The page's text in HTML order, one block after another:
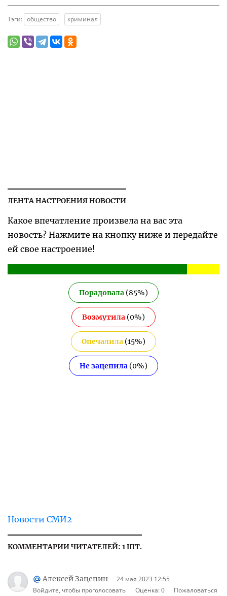
Тэги: общество криминал
ЛЕНТА НАСТРОЕНИЯ НОВОСТИ
Какое впечатление произвела на вас эта
новость? Нажмите на кнопку ниже и передайте
ей свое настроение!
Порадовала (85%)
Возмутила (0%)
Опечалила (15%)
Не зацепила (0%)
Новости СМИ2
КОММЕНТАРИИ ЧИТАТЕЛЕЙ: 1 ШТ.
Алексей Зацепин
24 мая 2023 12:55
Войдите, чтобы проголосовать
Оценка:0 Пожаловаться